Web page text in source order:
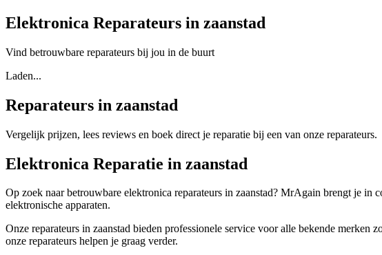
Elektronica Reparateurs in zaanstad
Vind betrouwbare reparateurs bij jou in de buurt
Laden...
Reparateurs in zaanstad
Vergelijk prijzen, lees reviews en boek direct je reparatie bij een van onze reparateurs.
Elektronica Reparatie in zaanstad
Op zoek naar betrouwbare elektronica reparateurs in zaanstad? MrAgain brengt je in
elektronische apparaten.
Onze reparateurs in zaanstad bieden professionele service voor alle bekende
onze reparateurs helpen je graag verder.